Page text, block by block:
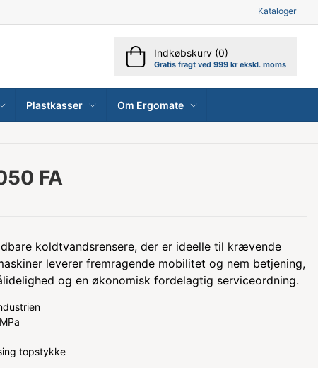
Kataloger
Indkøbskurv (0)
Gratis fragt ved 999 kr ekskl. moms
Plastkasser Om Ergomate
FA
koldtvandsrensere, der er ideelle til krævende
leverer fremragende mobilitet og nem betjening,
og en økonomisk fordelagtig serviceordning.
topstykke